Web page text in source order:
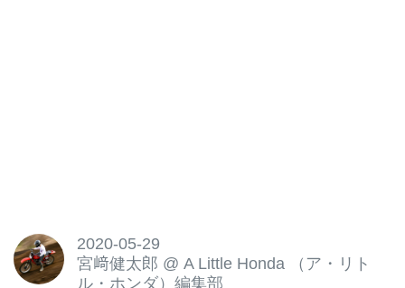
2020-05-29
宮﨑健太郎 @ A Little Honda （ア・リト
ル・ホンダ）編集部